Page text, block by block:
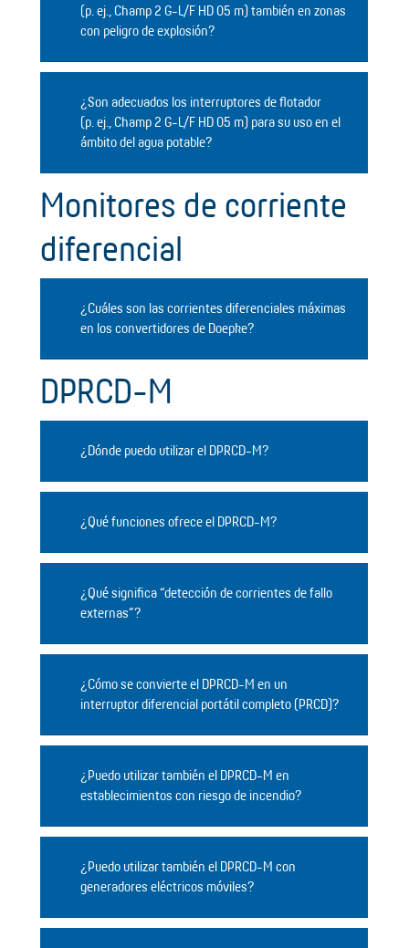
(p. ej., Champ 2 G-L/F HD 05 m) también en zonas
con peligro de explosión?
¿Son adecuados los interruptores de flotador
(p. ej., Champ 2 G-L/F HD 05 m) para su uso en el
ámbito del agua potable?
Monitores de corriente
diferencial
¿Cuáles son las corrientes diferenciales máximas
en los convertidores de Doepke?
DPRCD-M
¿Dónde puedo utilizar el DPRCD-M?
¿Qué funciones ofrece el DPRCD-M?
¿Qué significa “detección de corrientes de fallo
externas”?
¿Cómo se convierte el DPRCD-M en un
interruptor diferencial portátil completo (PRCD)?
¿Puedo utilizar también el DPRCD-M en
establecimientos con riesgo de incendio?
¿Puedo utilizar también el DPRCD-M con
generadores eléctricos móviles?